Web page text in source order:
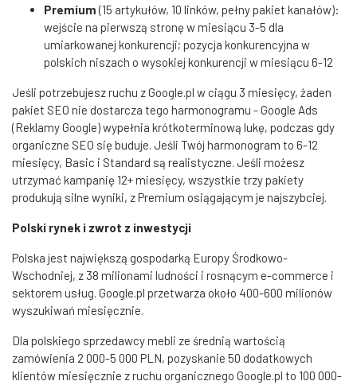
Premium (15 artykułów, 10 linków, pełny pakiet kanałów):
wejście na pierwszą stronę w miesiącu 3-5 dla
umiarkowanej konkurencji; pozycja konkurencyjna w
polskich niszach o wysokiej konkurencji w miesiącu 6-12
Jeśli potrzebujesz ruchu z Google.pl w ciągu 3 miesięcy, żaden
pakiet SEO nie dostarcza tego harmonogramu - Google Ads
(Reklamy Google) wypełnia krótkoterminową lukę, podczas gdy
organiczne SEO się buduje. Jeśli Twój harmonogram to 6-12
miesięcy, Basic i Standard są realistyczne. Jeśli możesz
utrzymać kampanię 12+ miesięcy, wszystkie trzy pakiety
produkują silne wyniki, z Premium osiągającym je najszybciej.
Polski rynek i zwrot z inwestycji
Polska jest największą gospodarką Europy Środkowo-
Wschodniej, z 38 milionami ludności i rosnącym e-commerce i
sektorem usług. Google.pl przetwarza około 400-600 milionów
wyszukiwań miesięcznie.
Dla polskiego sprzedawcy mebli ze średnią wartością
zamówienia 2 000-5 000 PLN, pozyskanie 50 dodatkowych
klientów miesięcznie z ruchu organicznego Google.pl to 100 000-